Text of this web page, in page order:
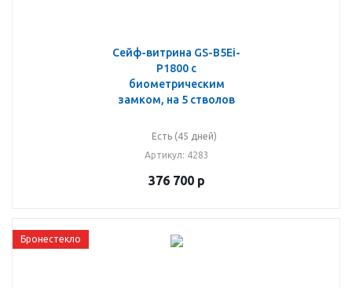
Сейф-витрина GS-B5Ei-
P1800 с
биометрическим
замком, на 5 стволов
Есть (45 дней)
Артикул: 4283
376 700р
Бронестекло